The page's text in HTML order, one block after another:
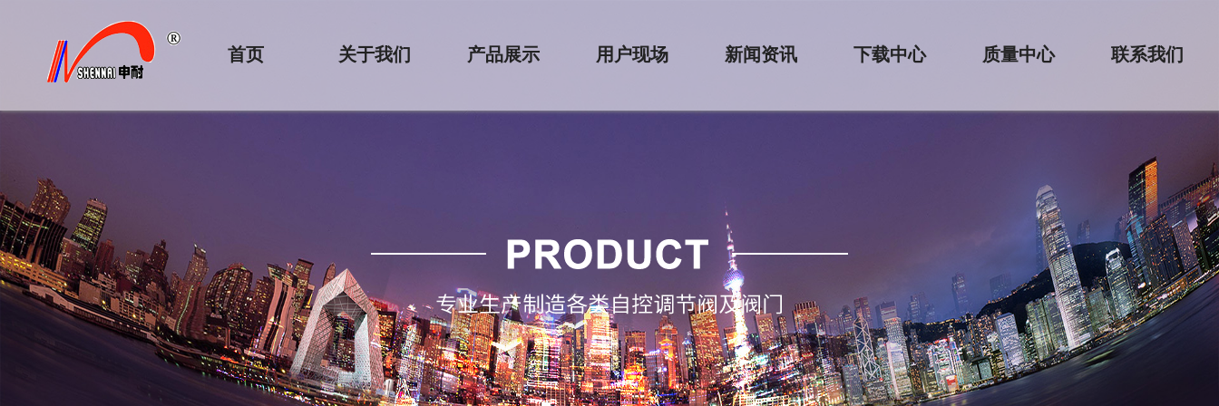
首页 关于我们 产品展示 用户现场 新闻资讯 下载中心 质量中心 联系我们